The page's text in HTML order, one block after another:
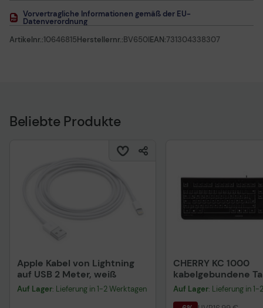
Vorvertragliche Informationen gemäß der EU-
Datenverordnung
Artikelnr.:10646815Herstellernr.:BV650IEAN:731304338307
Beliebte Produkte
Apple Kabel von Lightning
auf USB 2 Meter, weiß
Auf Lager: Lieferung in 1-2 Werktagen
CHERRY KC 1000
kabelgebundene
QWERTZ DE -
Auf Lager: Lieferung in